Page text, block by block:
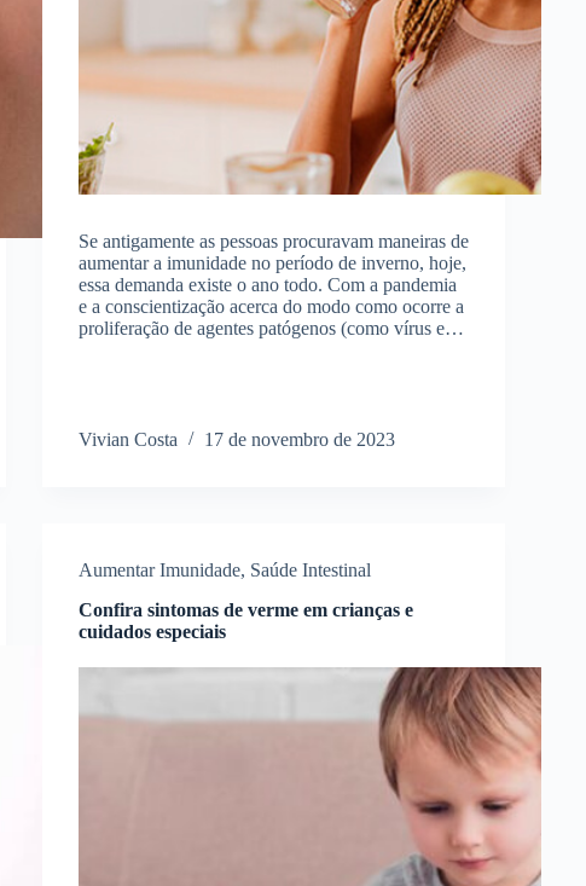
Se antigamente as pessoas procuravam maneiras de
aumentar a imunidade no período de inverno, hoje,
essa demanda existe o ano todo. Com a pandemia
e a conscientização acerca do modo como ocorre a
proliferação de agentes patógenos (como vírus e…
Vivian Costa 17 de novembro de 2023
Aumentar Imunidade, Saúde Intestinal
Confira sintomas de verme em crianças e
cuidados especiais